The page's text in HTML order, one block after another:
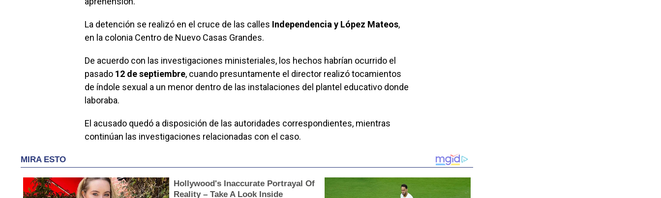
La detención se realizó en el cruce de las calles Independencia y López Mateos,
en la colonia Centro de Nuevo Casas Grandes.
De acuerdo con las investigaciones ministeriales, los hechos habrían ocurrido el
pasado 12 de septiembre, cuando presuntamente el director realizó tocamientos
de índole sexual a un menor dentro de las instalaciones del plantel educativo donde
laboraba.
El acusado quedó a disposición de las autoridades correspondientes, mientras
continúan las investigaciones relacionadas con el caso.